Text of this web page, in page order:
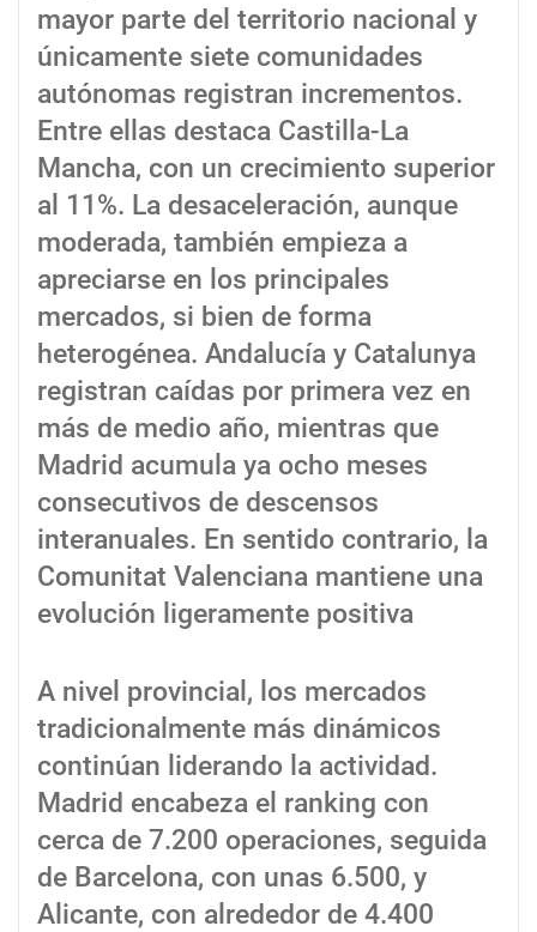
mayor parte del territorio nacional y
únicamente siete comunidades
autónomas registran incrementos.
Entre ellas destaca Castilla-La
Mancha, con un crecimiento superior
al 11%. La desaceleración, aunque
moderada, también empieza a
apreciarse en los principales
mercados, si bien de forma
heterogénea. Andalucía y Catalunya
registran caídas por primera vez en
más de medio año, mientras que
Madrid acumula ya ocho meses
consecutivos de descensos
interanuales. En sentido contrario, la
Comunitat Valenciana mantiene una
evolución ligeramente positiva
A nivel provincial, los mercados
tradicionalmente más dinámicos
continúan liderando la actividad.
Madrid encabeza el ranking con
cerca de 7.200 operaciones, seguida
de Barcelona, con unas 6.500, y
Alicante, con alrededor de 4.400